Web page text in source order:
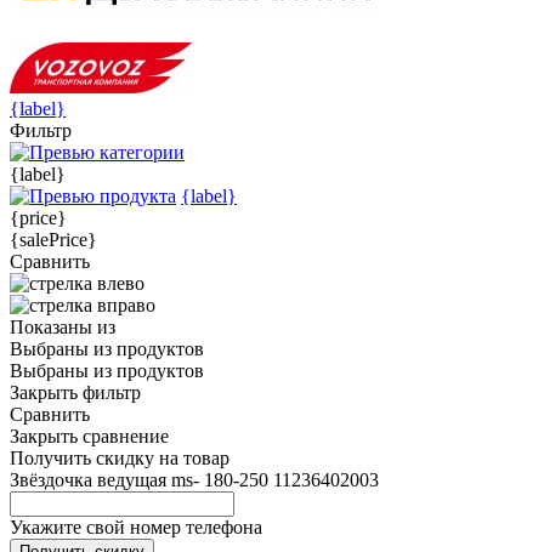
{label}
Фильтр
{label}
{label}
{price}
{salePrice}
Сравнить
Показаны из
Выбраны из продуктов
Выбраны из продуктов
Закрыть фильтр
Сравнить
Закрыть сравнение
Получить скидку на товар
Звёздочка ведущая ms- 180-250 11236402003
Укажите свой номер телефона